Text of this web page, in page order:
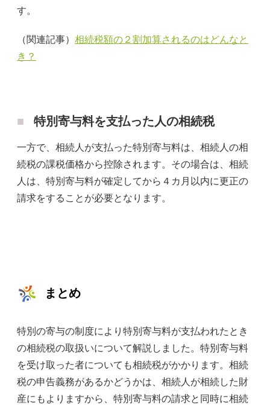
す。
（関連記事） 相続税額の２割加算されるのはどんなと
き？
特別寄与料を支払った人の相続税
一方で、相続人が支払った特別寄与料は、相続人の相
続税の課税価格から控除されます。その場合は、相続
人は、特別寄与料が確定してから４カ月以内に更正の
請求をすることが必要となります。
まとめ
特別の寄与の制度により特別寄与料が支払われたとき
の相続税の取扱いについて解説しました。特別寄与料
を受け取った者についても相続税がかかります。相続
税の申告義務があるかどうかは、相続人が相続した財
産にもよりますから、特別寄与料の請求と同時に相続